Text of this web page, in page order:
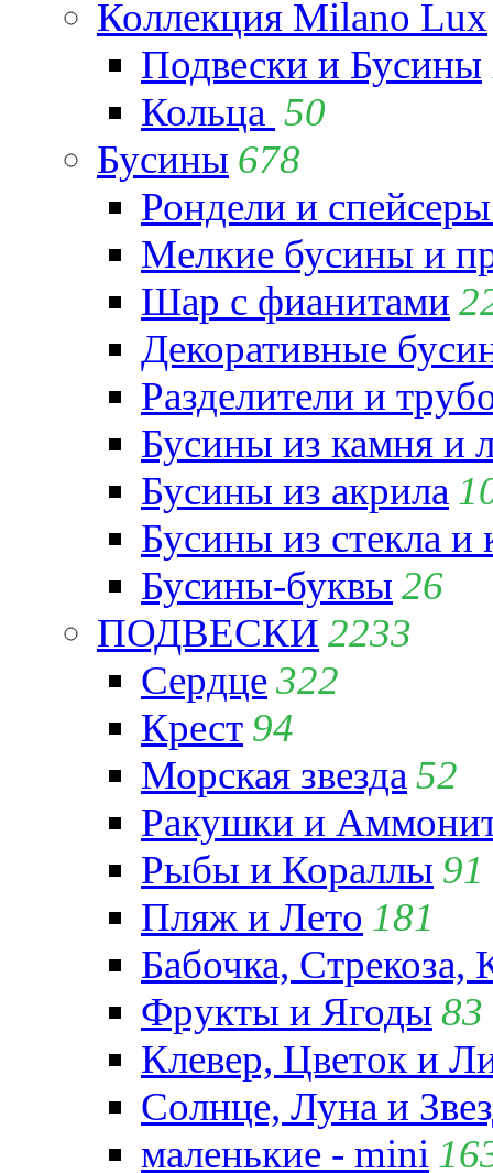
Коллекция Milano Lux
Подвески и Бусины
Кольца 50
Бусины 678
Рондели и
Мелкие бусины и
Шар с фианитами
Декоративные
Разделители и
Бусины из камня и
Бусины из акрила
Бусины из стекла и
Бусины-буквы 26
ПОДВЕСКИ 2233
Сердце322
Крест 94
Морская звезда 52
Ракушки и
Рыбы и Кораллы 91
Пляж и Лето 181
Бабочка,
Фрукты и Ягоды 83
Клевер, Цветок и
Солнце, Луна и
маленькие - mini